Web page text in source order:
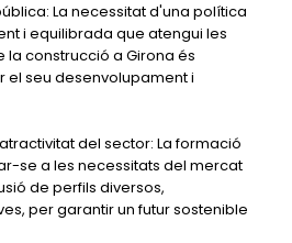
La necessitat d'una política
i equilibrada que atengui les
construcció a Girona és
seu desenvolupament i
del sector: La formació
se a les necessitats del mercat
de perfils diversos,
per garantir un futur sostenible